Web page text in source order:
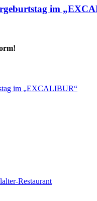
im
im „EXCALIBUR“
Restaurant